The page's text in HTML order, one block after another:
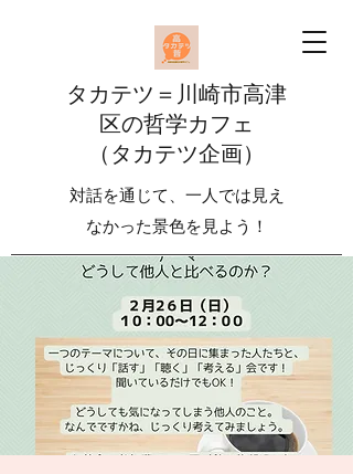
​​タカテツ＝川崎市高津
区の哲学カフェ
（タカテツ企画）
対話を通じて、一人では見え
なかった景色を見よう！